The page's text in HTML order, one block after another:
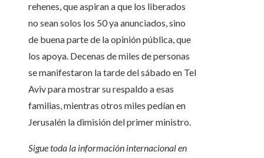
rehenes, que aspiran a que los liberados
no sean solos los 50 ya anunciados, sino
de buena parte de la opinión pública, que
los apoya. Decenas de miles de personas
se manifestaron la tarde del sábado en Tel
Aviv para mostrar su respaldo a esas
familias, mientras otros miles pedían en
Jerusalén la dimisión del primer ministro.
Sigue toda la información internacional en